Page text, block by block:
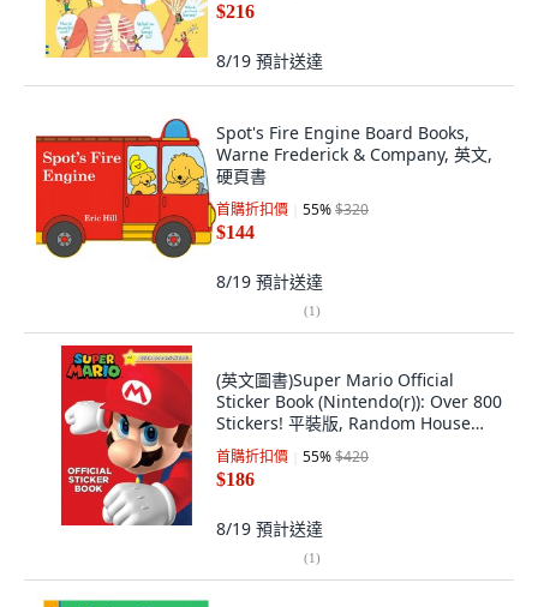
$216
8/19 預計送達
Spot's Fire Engine Board Books,
Warne Frederick & Company, 英文,
硬頁書
首購折扣價 55%$320
$144
8/19 預計送達
(1)
(英文圖書)Super Mario Official
Sticker Book (Nintendo(r)): Over 800
Stickers! 平裝版, Random House
Books for Youn..., 英文
首購折扣價 55%$420
$186
8/19 預計送達
(1)